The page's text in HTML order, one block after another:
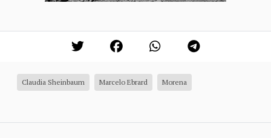
Claudia Sheinbaum Marcelo Ebrard Morena